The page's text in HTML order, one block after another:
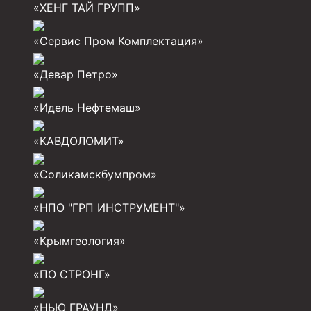
Системы верхнего привода (СВП)
Элеваторы трубные
Буровые установки
Циркуляционные системы и оборудование для
Технологическая оснастка обсадных колонн
Патрубки цементировочные ПЦ
«ХЕНГ ТАЙ ГРУПП»
«Сервис Пром Комплектация»
«Девар Петро»
«Идель Нефтемаш»
«КАВДОЛОМИТ»
«Соликамскбумпром»
«НПО "ГРП ИНСТРУМЕНТ"»
«Крымгеология»
«ПО СТРОНГ»
«НЬЮ ГРАУНД»